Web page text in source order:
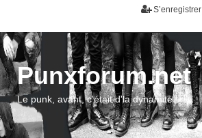
S’enregistrer
Punxforum.net
Le punk, avant, c'était d'la dynamite !